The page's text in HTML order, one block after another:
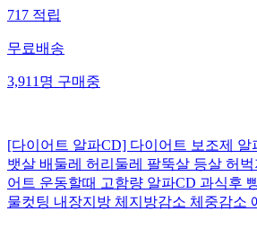
717적립
무료배송
3,911명구매중
[다이어트 알파CD] 다이어트 보조제
뱃살 배둘레 허리둘레 팔뚝살 등살 허
어트 운동할때 고함량 알파CD 과식후
물컷팅 내장지방 체지방감소 체중감소